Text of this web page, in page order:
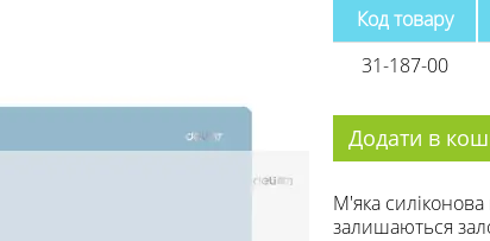
Код товару
31-187-00
Додати в
М'яка силіконова
залишаються